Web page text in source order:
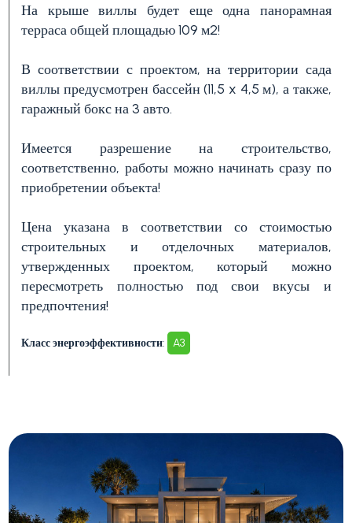
На крыше виллы будет еще одна панорамная
терраса общей площадью 109 м2!
В соответствии с проектом, на территории сада
виллы предусмотрен бассейн (11,5 x 4,5 м), а также,
гаражный бокс на 3 авто.
Имеется разрешение на строительство,
соответственно, работы можно начинать сразу по
приобретении объекта!
Цена указана в соответствии со стоимостью
строительных и отделочных материалов,
утвержденных проектом, который можно
пересмотреть полностью под свои вкусы и
предпочтения!
Класс энергоэффективности: A3
3+
варианты
-
множественный
выбор
Сад
Балкон/терраса
Лифт